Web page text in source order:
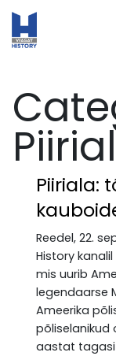
Piiriala:
Reedel, 22.
History kanalil
mis uurib
legendaarse
Ameerika
põliselanikud
aastat tagasi